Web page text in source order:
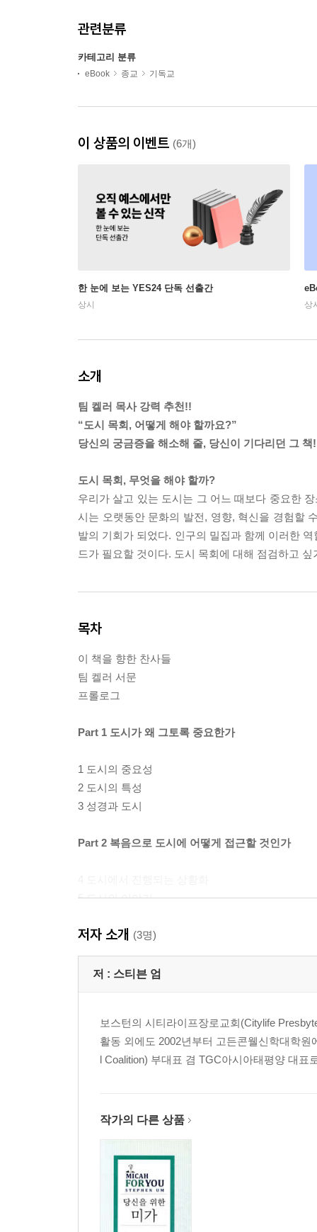
관련분류
카테고리 분류
eBook 종교 기독교
이 상품의 이벤트 (6개)
한 눈에 보는 YES24 단독 선출간
상시 상
소개
팀 켈러 목사 강력 추천!!
“도시 목회, 어떻게 해야 할까요?”
당신의 궁금증을 해소해 줄, 당신이 기다리던 그 책!
도시 목회, 무엇을 해야 할까?
우리가 살고 있는 도시는 그 어느 때보다 중요한
시는 오랫동안 문화의 발전, 영향, 혁신을 경험할
발의 기회가 되었다. 인구의 밀집과 함께 이러한
드가 필요할 것이다. 도시 목회에 대해 점검하고
목차
이 책을 향한 찬사들
팀 켈러 서문
프롤로그
Part 1 도시가 왜 그토록 중요한가
1 도시의 중요성
2 도시의 특성
3 성경과 도시
Part 2 복음으로 도시에 어떻게 접근할 것인가
5 도시의 이야기
감사의 글
추천 도서
저자 소개 (3명)
저 : 스티븐 엄
보스턴의 시티라이프장로교회(Citylife
활동 외에도 2002년부터 고든콘웰신학대학
l Coalition) 부대표 겸 TGC아시아태평양 대
작가의 다른 상품